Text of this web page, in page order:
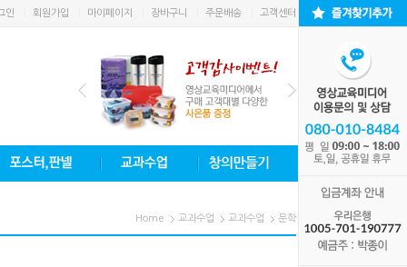
인 회원가입 마이페이지 장바구니 주문배송 고객센터
Home 교과수업 교과수업 문학